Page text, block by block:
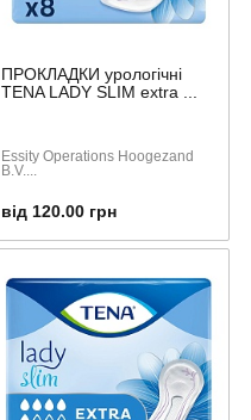
ПРОКЛАДКИ урологічні
TENA LADY SLIM extra ...
Essity Operations Hoogezand
B.V....
від 120.00 грн